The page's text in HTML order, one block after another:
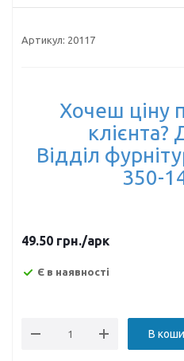
Артикул: 20117
Хочеш ціну
клієнта?
Відділ
350-
49.50 грн./арк
Є в наявності
В